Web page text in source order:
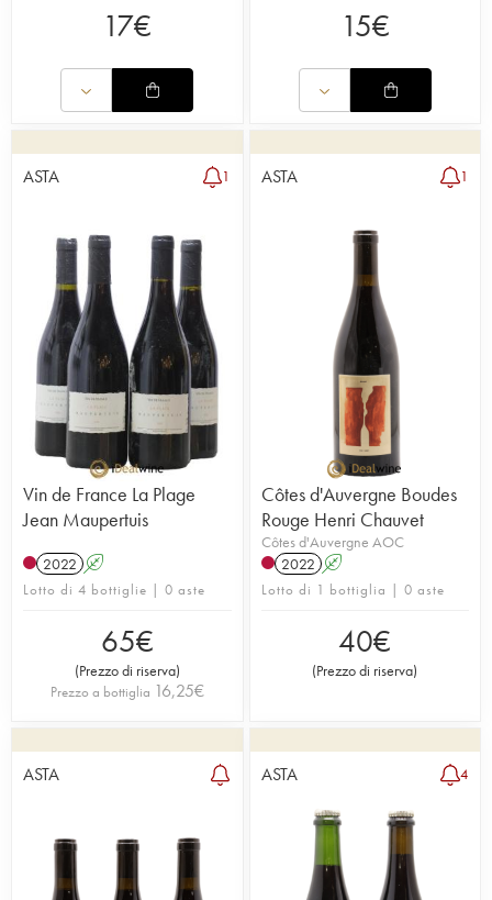
17€ 15€
ASTA 1
Vin de France La Plage
Jean Maupertuis
2022 A
Lotto di 4 bottiglie | 0 aste
65€
(Prezzo di riserva)
Prezzo a bottiglia 16,25€
ASTA 1
Côtes d'Auvergne Boudes
Rouge Henri Chauvet
Côtes d'Auvergne AOC
2022 A
Lotto di 1 bottiglia | 0 aste
40€
(Prezzo di riserva)
ASTA ASTA 4